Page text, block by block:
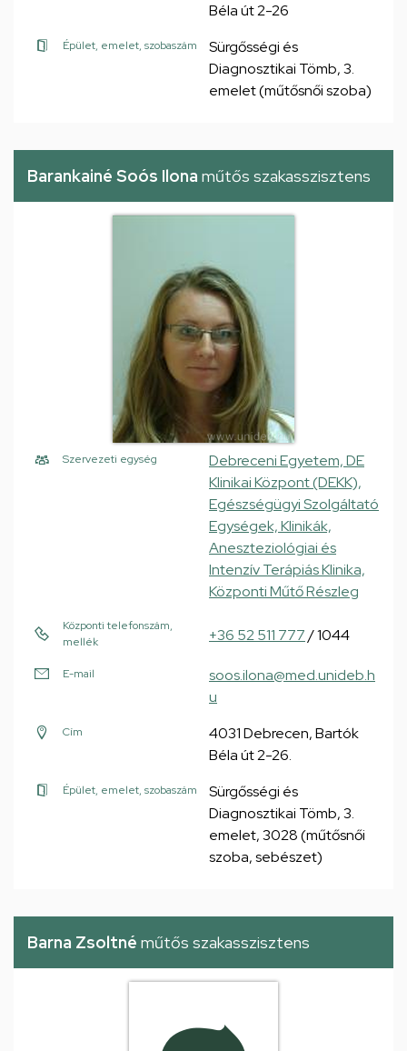
Béla út 2-26
Épület, emelet, szobaszám
Sürgősségi és
Diagnosztikai Tömb, 3.
emelet (műtősnői szoba)
Barankainé Soós Ilona műtős szakasszisztens
Szervezeti egység
Debreceni Egyetem, DE
Klinikai Központ (DEKK),
Egészségügyi Szolgáltató
Egységek, Klinikák,
Aneszteziológiai és
Intenzív Terápiás Klinika,
Központi Műtő Részleg
Központi telefonszám,
mellék
+36 52 511 777/ 1044
E-mail
soos.ilona@med.unideb.h
u
Cím
4031 Debrecen, Bartók
Béla út 2-26.
Épület, emelet, szobaszám
Sürgősségi és
Diagnosztikai Tömb, 3.
emelet, 3028 (műtősnői
szoba, sebészet)
Barna Zsoltné műtős szakasszisztens